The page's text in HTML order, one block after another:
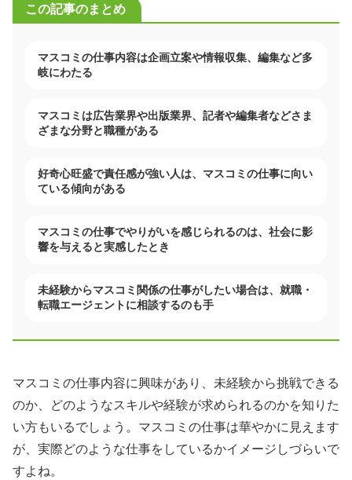
この記事のまとめ
マスコミの仕事内容は企画立案や情報収集、編集など多
岐にわたる
マスコミは広告業界や出版業界、記者や編集者などさま
ざまな分野と職種がある
好奇心旺盛で責任感が強い人は、マスコミの仕事に向い
ている傾向がある
マスコミの仕事でやりがいを感じられるのは、社会に影
響を与えると実感したとき
未経験からマスコミ関係の仕事がしたい場合は、就職・
転職エージェントに相談するのも手
マスコミの仕事内容に興味があり、未経験から挑戦できる
のか、どのようなスキルや経験が求められるのかを知りた
い方もいるでしょう。マスコミの仕事は華やかに見えます
が、実際どのような仕事をしているかイメージしづらいで
すよね。